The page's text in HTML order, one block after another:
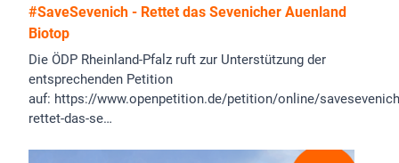
#SaveSevenich - Rettet das Sevenicher Auenland
Biotop
Die ÖDP Rheinland-Pfalz ruft zur Unterstützung der
entsprechenden Petition
auf: https://www.openpetition.de/petition/online/
rettet-das-se…